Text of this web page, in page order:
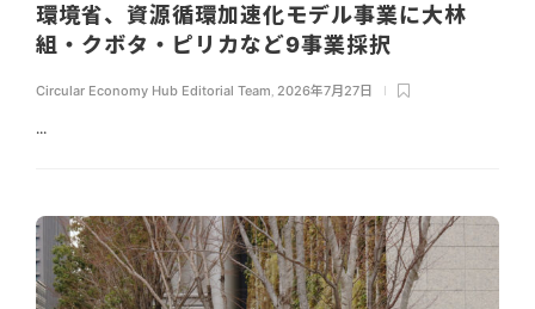
環境省、資源循環加速化モデル事業に大林
組・クボタ・ピリカなど9事業採択
Circular Economy Hub Editorial Team 2026年7月27日
...